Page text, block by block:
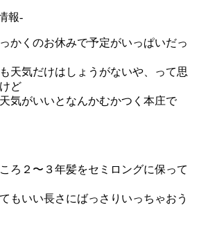
報-
かくのお休みで予定がいっぱいだっ
天気だけはしょうがないや、って思
ど
気がいいとなんかむかつく本庄で
ろ２〜３年髪をセミロングに保って
もいい長さにばっさりいっちゃおう